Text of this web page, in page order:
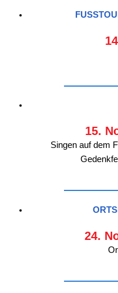
15.
Singen auf dem
24.